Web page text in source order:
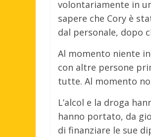
volontariamente in
sapere che Cory è
dal personale, dopo
Al momento niente
con altre persone
tutte. Al momento
L’alcol e la droga
hanno portato, da
di finanziare le sue